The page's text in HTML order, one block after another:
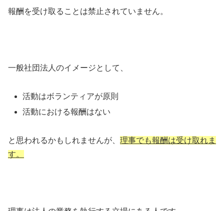
報酬を受け取ることは禁止されていません。
一般社団法人のイメージとして、
活動はボランティアが原則
活動における報酬はない
と思われるかもしれませんが、 理事でも報酬は受け取れま
す。